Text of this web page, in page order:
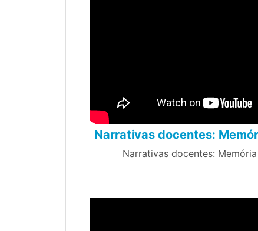
Narrativas docentes:
Narrativas docentes: